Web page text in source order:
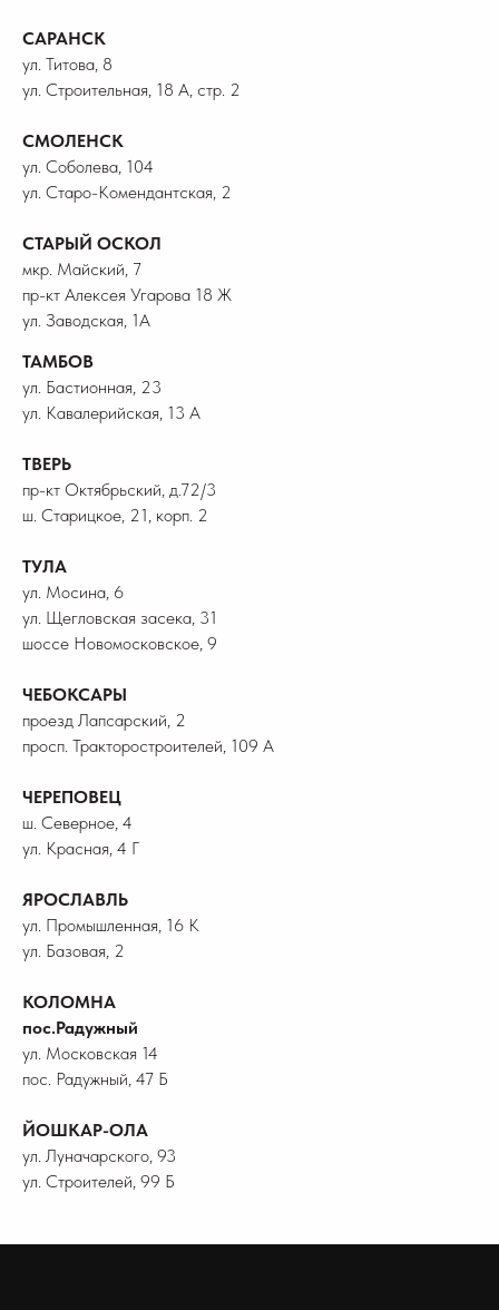
САРАНСК
ул. Титова, 8
ул. Строительная, 18 А, стр. 2
СМОЛЕНСК
ул. Соболева, 104
ул. Старо-Комендантская, 2
СТАРЫЙ ОСКОЛ
мкр. Майский, 7
пр-кт Алексея Угарова 18 Ж
ул. Заводская, 1А
ТАМБОВ
ул. Бастионная, 23
ул. Кавалерийская, 13 А
ТВЕРЬ
пр-кт Октябрьский, д.72/3
ш. Старицкое, 21, корп. 2
ТУЛА
ул. Мосина, 6
ул. Щегловская засека, 31
шоссе Новомосковское, 9
ЧЕБОКСАРЫ
проезд Лапсарский, 2
просп. Тракторостроителей, 109 А
ЧЕРЕПОВЕЦ
ш. Северное, 4
ул. Красная, 4 Г
ЯРОСЛАВЛЬ
ул. Промышленная, 16 К
ул. Базовая, 2
КОЛОМНА
пос.Радужный
ул. Московская 14
пос. Радужный, 47 Б
ЙОШКАР-ОЛА
ул. Луначарского, 93
ул. Строителей, 99 Б